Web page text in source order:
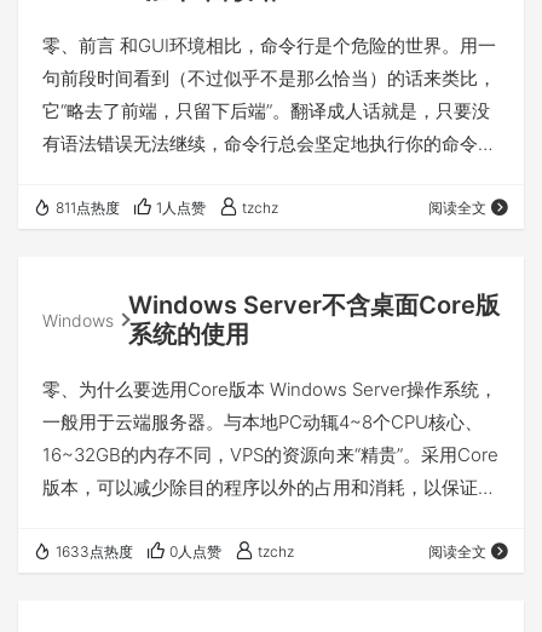
零、前言 和GUI环境相比，命令行是个危险的世界。用一
句前段时间看到（不过似乎不是那么恰当）的话来类比，
它“略去了前端，只留下后端”。翻译成人话就是，只要没
有语法错误无法继续，命令行总会坚定地执行你的命令，
补~😂） 一、通过alias将rm指向mv命令 通过运行下面的
xxx（xxx为一个或多个文件或目录）的时候，它实际上就
是被移动到了/.trash/rm.TI…
811点热度 1人点赞 tzchz 阅读全文
Windows
Windows Server不含桌面Core版
系统的使用
零、为什么要选用Core版本 Windows Server操作系统，
一般用于云端服务器。与本地PC动辄4~8个CPU核心、
16~32GB的内存不同，VPS的资源向来“精贵”。采用Core
版本，可以减少除目的程序以外的占用和消耗，以保证服
Core版本的Win Srv是不包含桌面的，登陆后默认只会打
1633点热度 0人点赞 tzchz 阅读全文